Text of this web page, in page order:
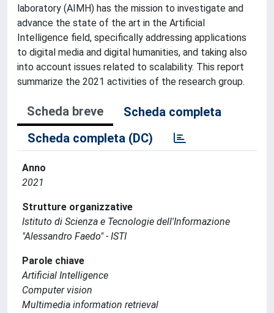
laboratory (AIMH) has the mission to investigate and
advance the state of the art in the Artificial
Intelligence field, specifically addressing applications
to digital media and digital humanities, and taking also
into account issues related to scalability. This report
summarize the 2021 activities of the research group.
Scheda breve
Scheda completa
Scheda completa (DC)
Anno
2021
Strutture organizzative
Istituto di Scienza e Tecnologie dell'Informazione
"Alessandro Faedo" - ISTI
Parole chiave
Artificial Intelligence
Computer vision
Multimedia information retrieval